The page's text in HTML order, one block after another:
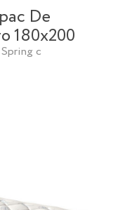
De
180х200
с